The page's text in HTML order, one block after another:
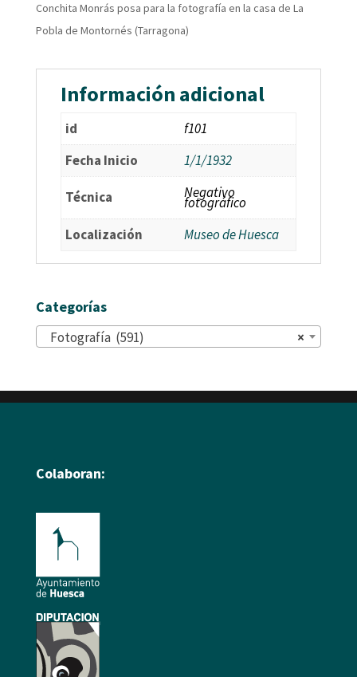
Conchita Monrás posa para la fotografía en la casa de La
Pobla de Montornés (Tarragona)
Información adicional
id
f101
Fecha Inicio
1/1/1932
Técnica Negativo
fotográfico
Localización
Museo de Huesca
Categorías
×
Fotografía (591)
Colaboran: